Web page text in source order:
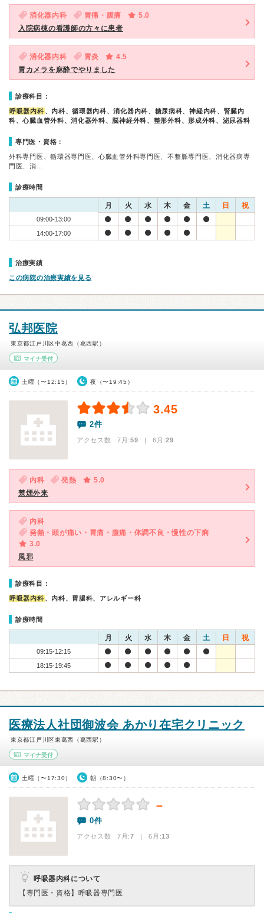
消化器内科 胃痛・腹痛
5.0
入院病棟の看護師の方々に患者
消化器内科 胃炎
4.5
胃カメラを麻酔でやりました
診療科目：
呼吸器内科 、内科、循環器内科、消化器内科、糖尿病科、神経内科、腎臓内
科、心臓血管外科、消化器外科、脳神経外科、整形外科、形成外科、泌尿器科
専門医・資格：
外科専門医、循環器専門医、心臓血管外科専門医、不整脈専門医、消化器病専
門医、消…
診療時間
月 火 水 木 金 土 日 祝
09:00-13:00
14:00-17:00
治療実績
この病院の治療実績を見る
弘邦医院
東京都江戸川区中葛西（葛西駅）
マイナ受付
土曜（〜12:15） 夜（〜19:45）
3.45
2件
アクセス数 7月:59 | 6月:29
内科 発熱
5.0
禁煙外来
内科
発熱・頭が痛い・胃痛・腹痛・体調不良・慢性の下痢
3.0
風邪
診療科目：
呼吸器内科 、内科、胃腸科、アレルギー科
診療時間
月 火 水 木 金 土 日 祝
09:15-12:15
18:15-19:45
医療法人社団御波会 あかり在宅クリニック
東京都江戸川区東葛西（葛西駅）
マイナ受付
土曜（〜17:30） 朝（8:30〜）
－
0件
アクセス数 7月:7 | 6月:13
呼吸器内科について
【専門医・資格】 呼吸器専門医